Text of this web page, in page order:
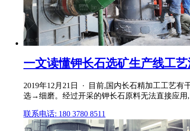
一文读懂钾长石选矿生产线工
2019年12月21日 · 目前,国内长石精加工工艺
选→细磨。经过开采的钾长石原料无法直接应
联系电话: 180 3780 8511